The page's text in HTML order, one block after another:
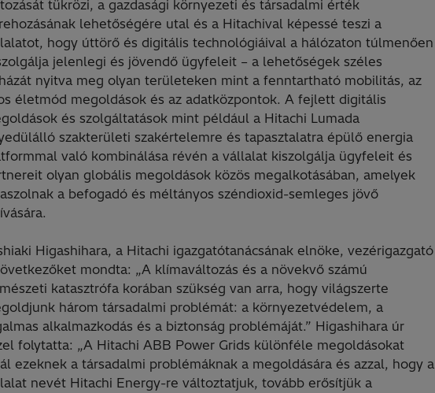
tükrözi, a gazdasági környezeti és társadalmi érték
lehetőségére utal és a Hitachival képessé teszi a
hogy úttörő és digitális technológiáival a hálózaton túlmenően
jelenlegi és jövendő ügyfeleit – a lehetőségek széles
nyitva meg olyan területeken mint a fenntartható mobilitás, az
életmód megoldások és az adatközpontok. A fejlett digitális
és szolgáltatások mint például a Hitachi Lumada
szakterületi szakértelemre és tapasztalatra épülő energia
való kombinálása révén a vállalat kiszolgálja ügyfeleit és
olyan globális megoldások közös megalkotásában, amelyek
a befogadó és méltányos széndioxid-semleges jövő
Higashihara, a Hitachi igazgatótanácsának elnöke, vezérigazgató
mondta: „A klímaváltozás és a növekvő számú
katasztrófa korában szükség van arra, hogy világszerte
három társadalmi problémát: a környezetvédelem, a
alkalmazkodás és a biztonság problémáját.” Higashihara úr
folytatta: „A Hitachi ABB Power Grids különféle megoldásokat
ezeknek a társadalmi problémáknak a megoldására és azzal, hogy a
nevét Hitachi Energy-re változtatjuk, tovább erősítjük a